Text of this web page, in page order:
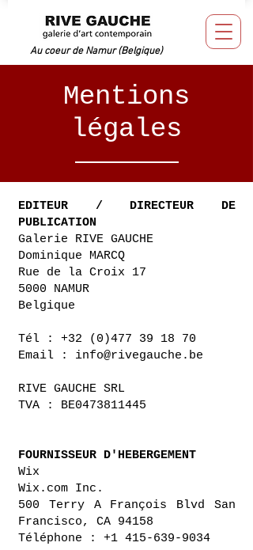
Au coeur de Namur (Belgique)
Mentions
légales
EDITEUR / DIRECTEUR DE
PUBLICATION​
Galerie RIVE GAUCHE
Dominique MARCQ
Rue de la Croix 17
5000 NAMUR
Belgique
Tél : +32
(0)477 39 18 70
Email : info@rivegauche.be
RIVE GAUCHE SRL
TVA : BE0473811445
FOURNISSEUR D'HEBERGEMENT​
Wix
Wix.com Inc.
500 Terry A François Blvd San
Francisco, CA 94158
Téléphone : +1 415-639-9034